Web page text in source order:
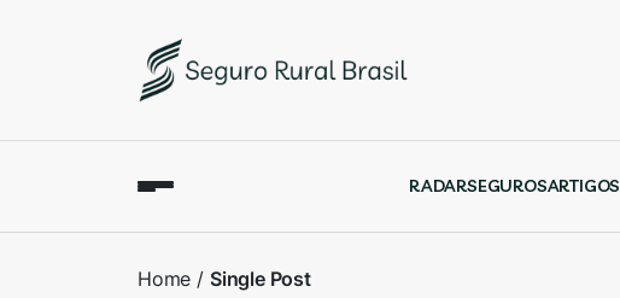
RADARSEGUROSARTIGOS
Home Single Post